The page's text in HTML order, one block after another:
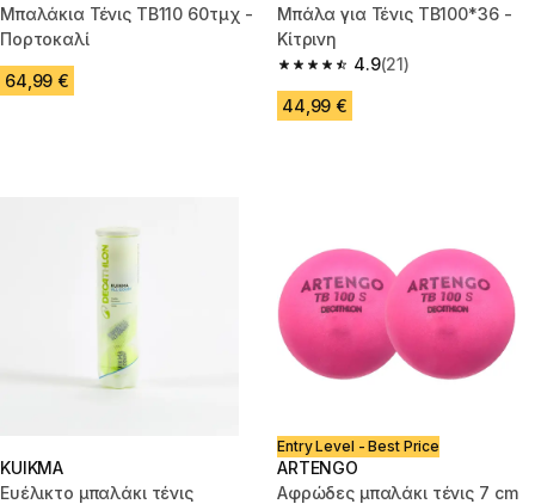
Μπαλάκια Τένις TB110 60τμχ -
Πορτοκαλί
64,99 €
Μπάλα για Τένις TB100*36 -
Κίτρινη
4.9
4.9 out of 5 stars from 21
(21)
44,99 €
KUIKMA
Ευέλικτο μπαλάκι τένις
Entry Level - Best Price
ARTENGO
Αφρώδες μπαλάκι τένις 7 cm